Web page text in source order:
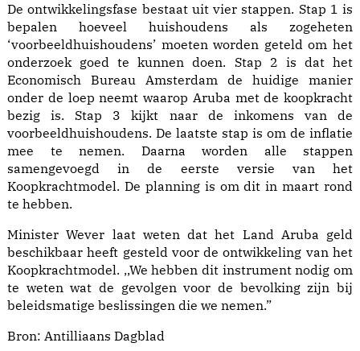
De ontwikkelingsfase bestaat uit vier stappen. Stap 1 is
bepalen hoeveel huishoudens als zogeheten
‘voorbeeldhuishoudens’ moeten worden geteld om het
onderzoek goed te kunnen doen. Stap 2 is dat het
Economisch Bureau Amsterdam de huidige manier
onder de loep neemt waarop Aruba met de koopkracht
bezig is. Stap 3 kijkt naar de inkomens van de
voorbeeldhuishoudens. De laatste stap is om de inflatie
mee te nemen. Daarna worden alle stappen
samengevoegd in de eerste versie van het
Koopkrachtmodel. De planning is om dit in maart rond
te hebben.
Minister Wever laat weten dat het Land Aruba geld
beschikbaar heeft gesteld voor de ontwikkeling van het
Koopkrachtmodel. ,,We hebben dit instrument nodig om
te weten wat de gevolgen voor de bevolking zijn bij
beleidsmatige beslissingen die we nemen.”
Bron: Antilliaans Dagblad